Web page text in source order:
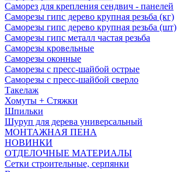
Саморез для крепления сендвич - панелей
Саморезы гипс дерево крупная резьба (кг)
Саморезы гипс дерево крупная резьба (шт)
Саморезы гипс металл частая резьба
Саморезы кровельные
Саморезы оконные
Саморезы с пресс-шайбой острые
Саморезы с пресс-шайбой сверло
Такелаж
Хомуты + Стяжки
Шпильки
Шуруп для дерева универсальный
МОНТАЖНАЯ ПЕНА
НОВИНКИ
ОТДЕЛОЧНЫЕ МАТЕРИАЛЫ
Сетки строительные, серпянки